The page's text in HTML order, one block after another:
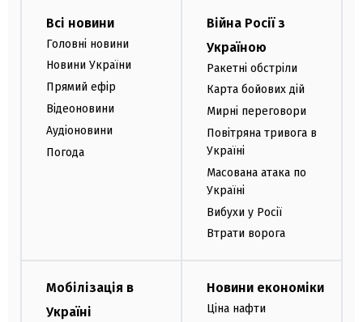
Всі новини
Головні новини
Новини України
Прямий ефір
Відеоновини
Аудіоновини
Погода
Війна Росії з
Україною
Ракетні обстріли
Карта бойових дій
Мирні переговори
Повітряна тривога в
Україні
Масована атака по
Україні
Вибухи у Росії
Втрати ворога
Мобілізація в
Україні
Новини економіки
Ціна нафти